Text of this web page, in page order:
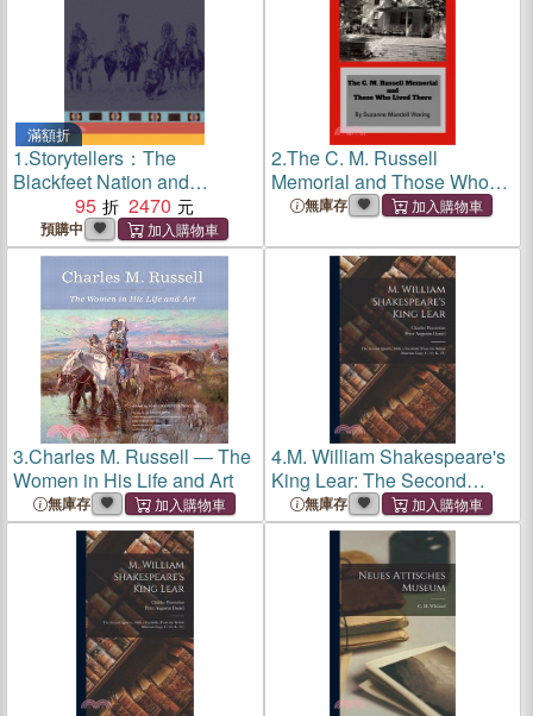
滿額折
1.Storytellers：The
Blackfeet Nation and
Charles M. Russell
95 2470
預購中
2.The C. M. Russell
Memorial and Those Who
Lived There
無庫存
3.Charles M. Russell ― The
Women in His Life and Art
無庫存
4.M. William Shakespeare's
King Lear: The Second
Quarto, 1608, a Facsimile
(From the British Museum
Copy, C. 34, K. 19.)
無庫存